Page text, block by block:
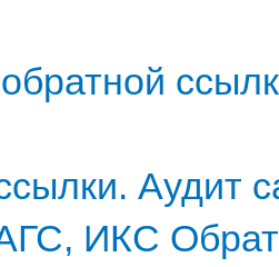
Аудит
ИКС